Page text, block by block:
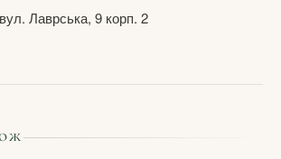
Лаврська, 9 корп. 2